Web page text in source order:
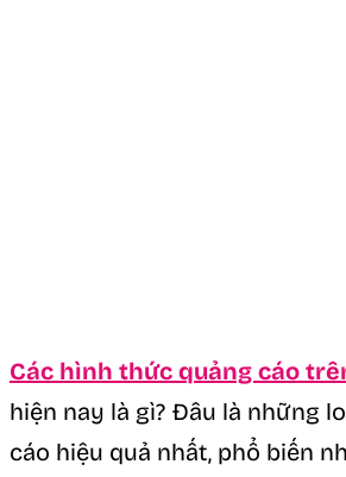
Các hình thức quảng cáo
hiện nay là gì? Đâu là những
cáo hiệu quả nhất, phổ biến